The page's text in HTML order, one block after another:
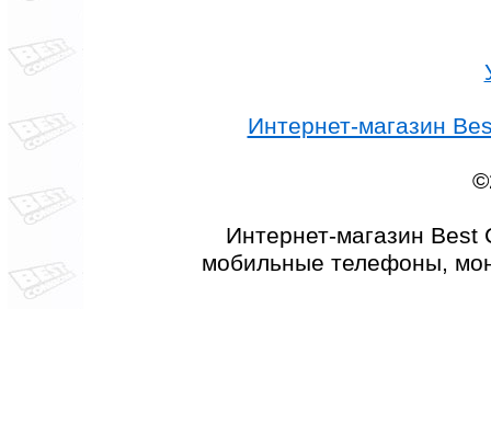
Интернет-магазин
Интернет-магазин Best
мобильные телефоны,